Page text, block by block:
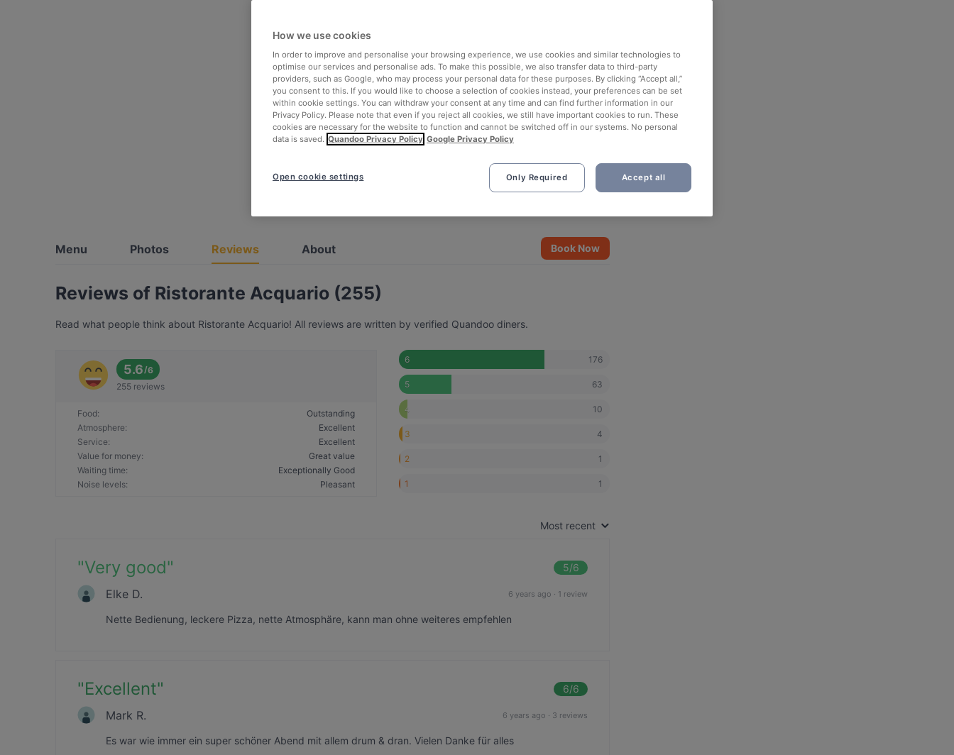
Menu Photos Reviews About Book Now
Reviews of Ristorante Acquario (255)
Read what people think about Ristorante Acquario! All reviews are written by verified Quandoo diners.
5.6/6
255 reviews
Food:
Outstanding
Atmosphere:
Excellent
Service:
Excellent
Value for money:
Great value
Waiting time:
Exceptionally Good
Noise levels: Pleasant
6 176
5 63
4 10
3 4
2 1
1 1
Most recent
"Very good" 5/6
Elke D. 6 years ago · 1 review
Nette Bedienung, leckere Pizza, nette Atmosphäre, kann man ohne weiteres empfehlen
"Excellent" 6/6
Mark R. 6 years ago · 3 reviews
Es war wie immer ein super schöner Abend mit allem drum & dran. Vielen Danke für alles
How we use cookies
In order to improve and personalise your browsing experience, we use cookies and similar technologies to
optimise our services and personalise ads. To make this possible, we also transfer data to third-party
providers, such as Google, who may process your personal data for these purposes. By clicking “Accept all,”
you consent to this. If you would like to choose a selection of cookies instead, your preferences can be set
within cookie settings. You can withdraw your consent at any time and can find further information in our
Privacy Policy. Please note that even if you reject all cookies, we still have important cookies to run. These
cookies are necessary for the website to function and cannot be switched off in our systems. No personal
data is saved. Quandoo Privacy Policy Google Privacy Policy
Only Required Accept all
Open cookie settings